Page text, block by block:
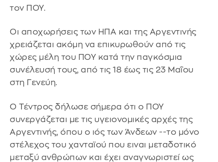
τον ΠΟΥ.
Οι αποχωρήσεις των ΗΠΑ και της Αργεντινής
χρειάζεται ακόμη να επικυρωθούν από τις
χώρες μέλη του ΠΟΥ κατά την παγκόσμια
συνέλευσή τους, από τις 18 έως τις 23 Μαΐου
στη Γενεύη.
Ο Τέντρος δήλωσε σήμερα ότι ο ΠΟΥ
συνεργάζεται με τις υγειονομικές αρχές της
Αργεντινής, όπου ο ιός των Άνδεων --το μόνο
στέλεχος του χανταϊού που ειναι μεταδοτικό
μεταξύ ανθρώπων και έχει αναγνωριστεί ως